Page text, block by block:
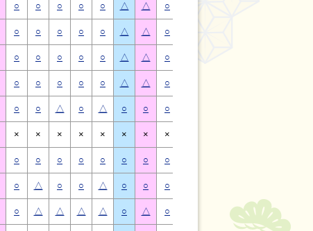
○ ○ ○ ○ ○ △ △ ○
○ ○ ○ ○ ○ △ △ ○
○ ○ ○ ○ ○ △ △ ○
○ ○ ○ ○ ○ △ △ ○
○ ○ △ ○ △ ○ ○ ○
× × × × × × × ×
○ ○ ○ ○ ○ ○ ○ ○
○ △ ○ ○ △ ○ ○ ○
○ △ △ △ △ ○ △ ○ △ △ ○